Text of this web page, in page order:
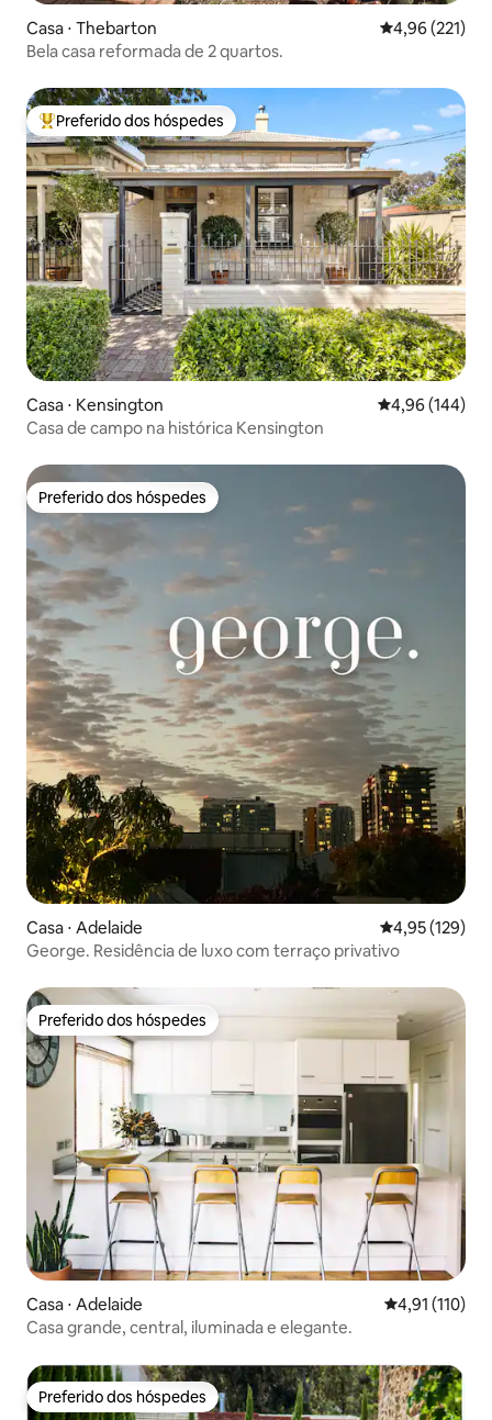
Casa ⋅ Thebarton 4,96 de uma
4,96 (221)
Bela casa reformada de 2 quartos.
Entre os melhores preferidos dos hóspedes
Preferido dos hóspedes
Casa ⋅ Kensington 4,96 de uma
4,96 (144)
Casa de campo na histórica Kensington
Preferido dos hóspedes
Preferido dos hóspedes
Casa ⋅ Adelaide 4,95 de uma
4,95 (129)
George. Residência de luxo com terraço privativo
Preferido dos hóspedes
Preferido dos hóspedes
Casa ⋅ Adelaide 4,91 de uma
4,91 (110)
Casa grande, central, iluminada e elegante.
Preferido dos hóspedes
Preferido dos hóspedes